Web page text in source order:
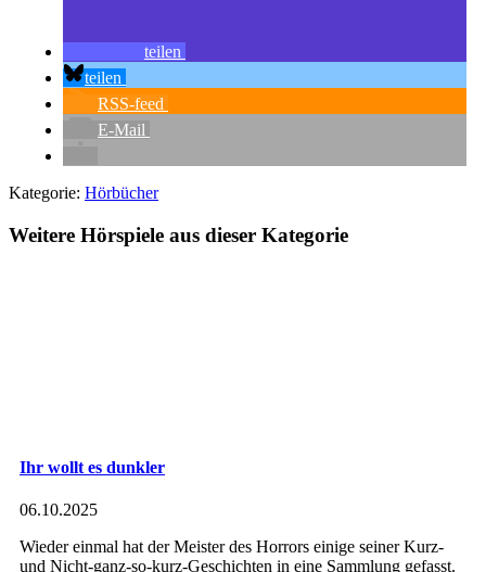
teilen
teilen
RSS-feed
E-Mail
Kategorie: Hörbücher
Weitere Hörspiele aus dieser Kategorie
Ihr wollt es dunkler
06.10.2025
Wieder einmal hat der Meister des Horrors einige seiner Kurz-
und Nicht-ganz-so-kurz-Geschichten in eine Sammlung gefasst.